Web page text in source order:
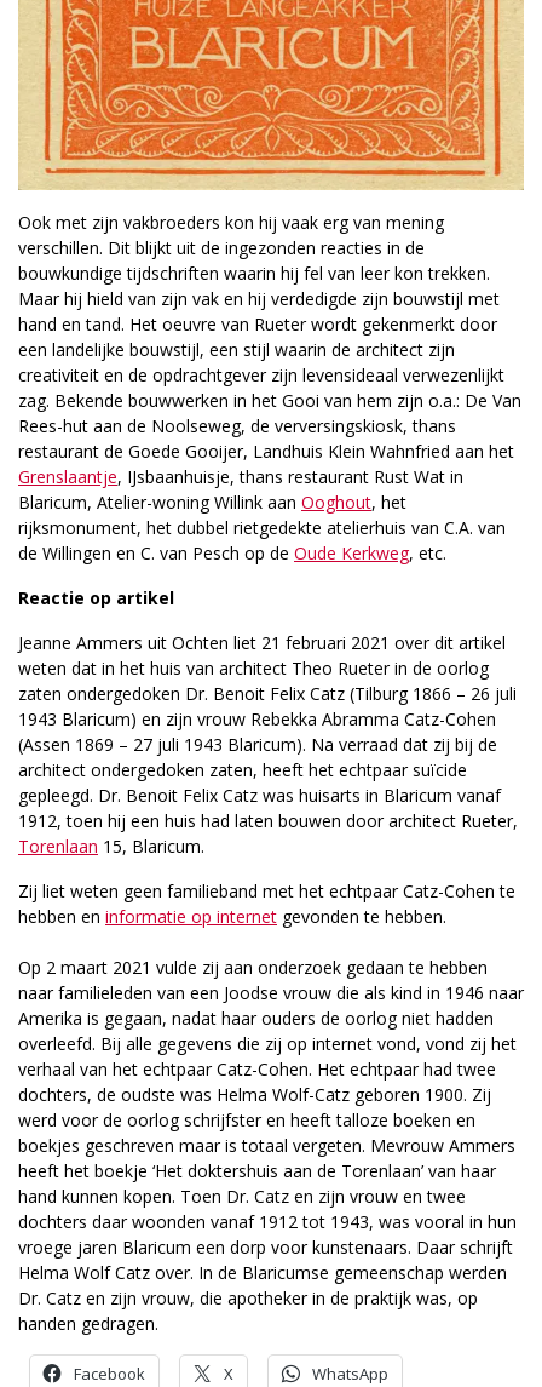
Ook met zijn vakbroeders kon hij vaak erg van mening
verschillen. Dit blijkt uit de ingezonden reacties in de
bouwkundige tijdschriften waarin hij fel van leer kon trekken.
Maar hij hield van zijn vak en hij verdedigde zijn bouwstijl met
hand en tand. Het oeuvre van Rueter wordt gekenmerkt door
een landelijke bouwstijl, een stijl waarin de architect zijn
creativiteit en de opdrachtgever zijn levensideaal verwezenlijkt
zag. Bekende bouwwerken in het Gooi van hem zijn o.a.: De Van
Rees-hut aan de Noolseweg, de verversingskiosk, thans
restaurant de Goede Gooijer, Landhuis Klein Wahnfried aan het
Grenslaantje, IJsbaanhuisje, thans restaurant Rust Wat in
Blaricum, Atelier­-woning Willink aan Ooghout, het
rijksmonument, het dubbel rietgedekte atelierhuis van C.A. van
de Willingen en C. van Pesch op de Oude Kerkweg, etc.
Reactie op artikel
Jeanne Ammers uit Ochten liet 21 februari 2021 over dit artikel
weten dat in het huis van architect Theo Rueter in de oorlog
zaten ondergedoken Dr. Benoit Felix Catz (Tilburg 1866 – 26 juli
1943 Blaricum) en zijn vrouw Rebekka Abramma Catz-Cohen
(Assen 1869 – 27 juli 1943 Blaricum). Na verraad dat zij bij de
architect ondergedoken zaten, heeft het echtpaar suïcide
gepleegd. Dr. Benoit Felix Catz was huisarts in Blaricum vanaf
1912, toen hij een huis had laten bouwen door architect Rueter,
Torenlaan 15, Blaricum.
Zij liet weten geen familieband met het echtpaar Catz-Cohen te
hebben en informatie op internet gevonden te hebben.
Op 2 maart 2021 vulde zij aan onderzoek gedaan te hebben
naar familieleden van een Joodse vrouw die als kind in 1946 naar
Amerika is gegaan, nadat haar ouders de oorlog niet hadden
overleefd. Bij alle gegevens die zij op internet vond, vond zij het
verhaal van het echtpaar Catz-Cohen. Het echtpaar had twee
dochters, de oudste was Helma Wolf-Catz geboren 1900. Zij
werd voor de oorlog schrijfster en heeft talloze boeken en
boekjes geschreven maar is totaal vergeten. Mevrouw Ammers
heeft het boekje ‘Het doktershuis aan de Torenlaan’ van haar
hand kunnen kopen. Toen Dr. Catz en zijn vrouw en twee
dochters daar woonden vanaf 1912 tot 1943, was vooral in hun
vroege jaren Blaricum een dorp voor kunstenaars. Daar schrijft
Helma Wolf Catz over. In de Blaricumse gemeenschap werden
Dr. Catz en zijn vrouw, die apotheker in de praktijk was, op
handen gedragen.
Facebook X WhatsApp